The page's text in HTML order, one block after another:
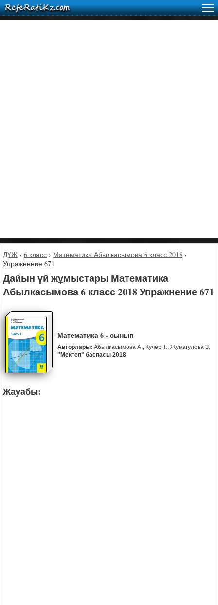
ДҮЖ › 6 класс › Математика Абылкасымова 6 класс 2018 ›
Упражнение 671
Дайын үй жұмыстары Математика
Абылкасымова 6 класс 2018 Упражнение 671
Математика 6 - сынып
Авторлары: Абылкасымова А., Кучер Т., Жумагулова З.
"Мектеп" баспасы 2018
Жауабы: